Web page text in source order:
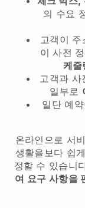
의 수요
고객이
이 사전
케줄
고객과 사
일부로
일단 예
온라인으로 서
생활을보다 쉽
정할 수 있습니
여 요구 사항을